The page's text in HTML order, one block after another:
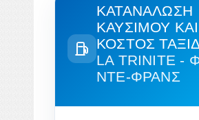
ΚΑΤΑΝΆΛΩΣΗ
ΚΑΥΣΊΜΟΥ ΚΑΙ
ΚΌΣΤΟΣ
LA TRINITE -
ΝΤΕ-ΦΡΑΝΣ